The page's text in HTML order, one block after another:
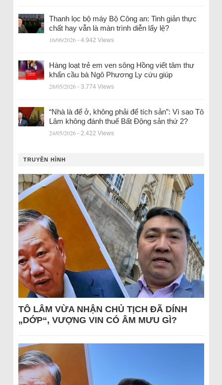
Thanh lọc bộ máy Bộ Công an: Tinh giản thực
chất hay vẫn là màn trình diễn lấy lệ?
16/06/2026 - 4.942 Views
Hàng loạt trẻ em ven sông Hồng viết tâm thư
khẩn cầu bà Ngô Phương Ly cứu giúp
28/05/2026 - 3.774 Views
“Nhà là để ở, không phải để tích sản”: Vì sao Tô
Lâm không đánh thuế Bất Động sản thứ 2?
24/05/2026 - 2.422 Views
TRUYỀN HÌNH
TÔ LÂM VỪA NHẬN CHỦ TỊCH ĐÃ DÍNH
„DỚP“, VƯỢNG VIN CÓ ÂM MƯU GÌ?